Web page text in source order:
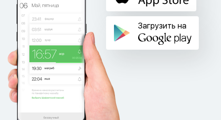
Загрузить на